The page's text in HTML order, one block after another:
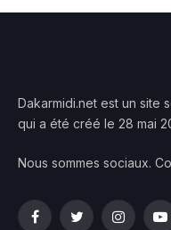
Dakarmidi.net est un site
qui a été créé le 28 mai
Nous sommes sociaux.
FacebookTwitter